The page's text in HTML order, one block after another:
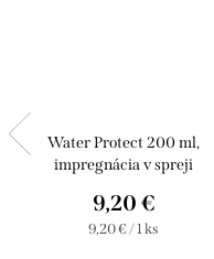
Water Protect 200 ml,
impregnácia v spreji
9,20 €
Jednotková
9,20 € / 1 ks